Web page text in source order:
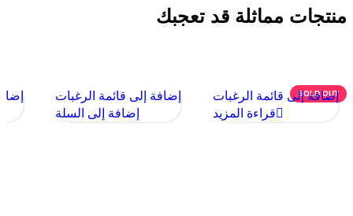
منتجات مماثلة قد تعجبك
SOLD OUT
إضافة إلى قائمة الرغبات
قراءة المزيد
إضافة إلى قائمة الرغبات
إضافة إلى السلة